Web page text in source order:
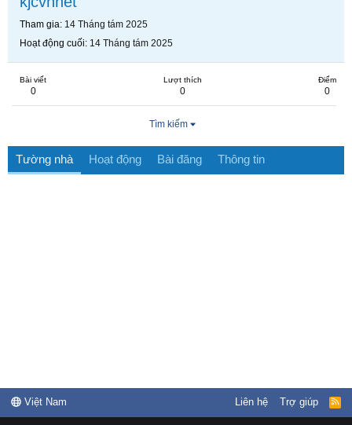
Tham gia 14 Tháng tám 2025
Hoạt động cuối 14 Tháng tám 2025
Bài viết
0
Lượt thích
0
Điểm
0
Tìm kiếm
Tường nhà Hoạt động Bài đăng Thông tin
Việt Nam Liên hệ Trợ giúp
R